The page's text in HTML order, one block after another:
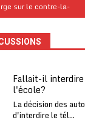
sur le contre-la-
UNE
envoyé à un proche
Fallait-il
l'école?
La décision des
d'interdire le tél...